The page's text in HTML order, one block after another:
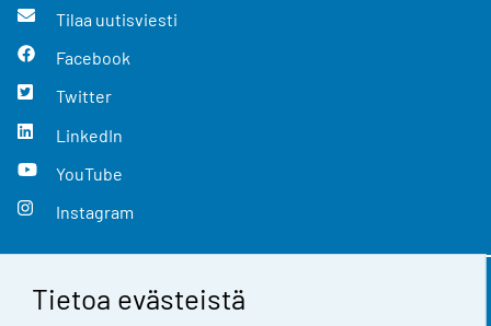
Tietoa evästeistä
Tilaa uutisviesti
Facebook
Twitter
LinkedIn
YouTube
Instagram
Yhteystiedot